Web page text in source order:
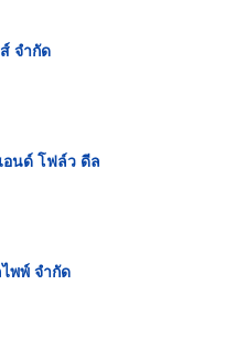
จำกัด
นด์ โฟล์ว ดีล
พพ์ จำกัด